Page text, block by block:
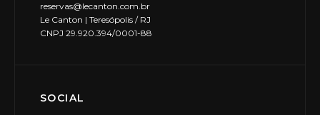
reservas@lecanton.com.br
Le Canton | Teresópolis / RJ
CNPJ 29.920.394/0001-88
SOCIAL